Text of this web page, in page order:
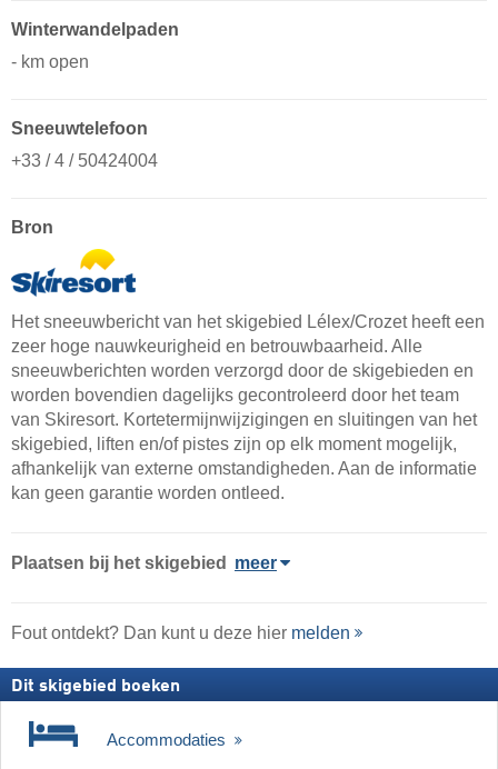
Winterwandelpaden
- km open
Sneeuwtelefoon
+33 / 4 / 50424004
Bron
Het sneeuwbericht van het skigebied Lélex/​Crozet heeft een
zeer hoge nauwkeurigheid en betrouwbaarheid. Alle
sneeuwberichten worden verzorgd door de skigebieden en
worden bovendien dagelijks gecontroleerd door het team
van Skiresort. Kortetermijnwijzigingen en sluitingen van het
skigebied, liften en/of pistes zijn op elk moment mogelijk,
afhankelijk van externe omstandigheden. Aan de informatie
kan geen garantie worden ontleed.
Plaatsen bij het skigebied meer
Fout ontdekt? Dan kunt u deze hier melden
Dit skigebied boeken
Accommodaties